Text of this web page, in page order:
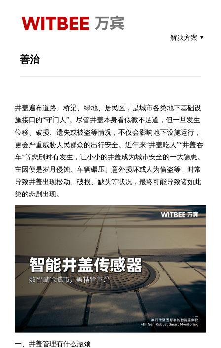
解决方案
善治
井盖遍布道路、桥梁、绿地、居民区，是城市各类地下基础设
施接口的“守门人”。尽管井盖本身看似微不足道，但一旦发生
位移、破损、遗失或被盗等情况，不仅会影响地下设施运行，
更会严重威胁人民群众的出行安全。近年来“井盖吃人”“井盖吞
车”等悲剧时有发生，让小小的井盖成为城市安全的一大隐患。
主因便是岁月侵蚀、车辆碾压、意外损坏或人为偷盗等，时常
导致井盖出现松动、破损、缺失等状况，最终可能导致诸如此
类的悲剧出现。
一、井盖管理有什么瓶颈